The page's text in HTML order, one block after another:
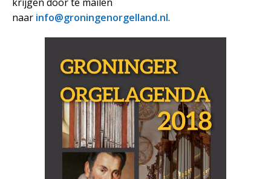
naar info@groningenorgelland.nl.